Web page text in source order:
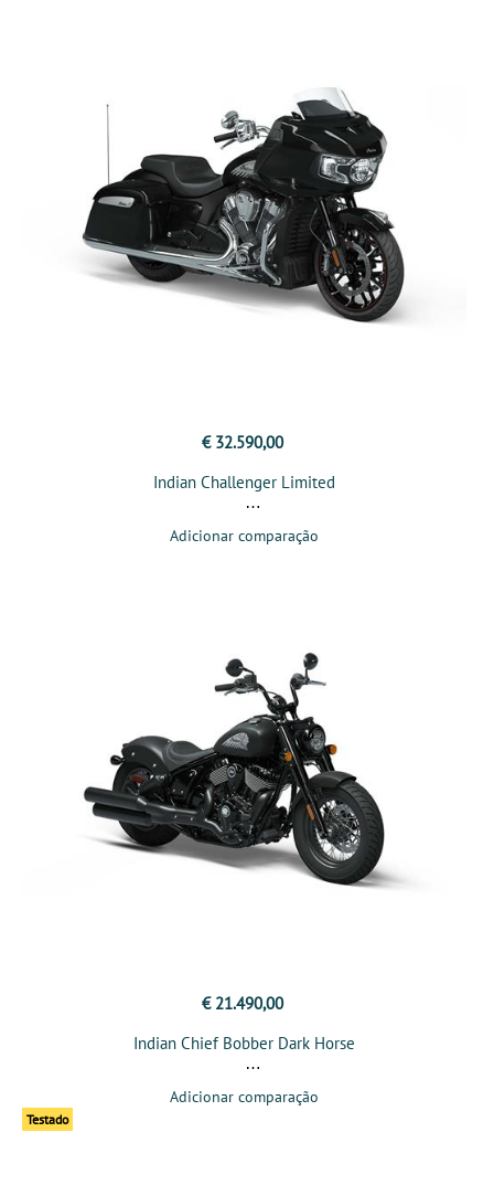
€ 32.590,00
Indian Challenger Limited
Adicionar comparação
€ 21.490,00
Indian Chief Bobber Dark Horse
Adicionar comparação
Testado